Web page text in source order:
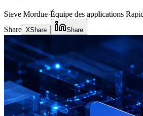
Steve Mordue·Équipe des applications
Share XShare Share